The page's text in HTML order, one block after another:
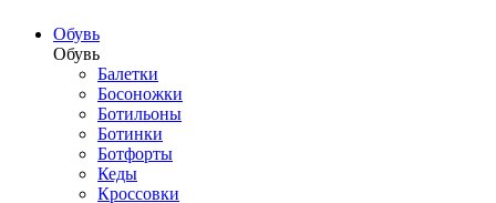
Обувь
Обувь
Балетки
Босоножки
Ботильоны
Ботинки
Ботфорты
Кеды
Кроссовки